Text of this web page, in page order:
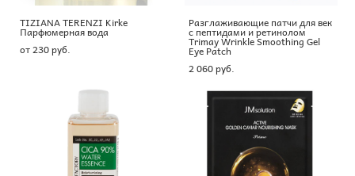
TIZIANA TERENZI Kirke
Парфюмерная вода
от 230 pуб.
Разглаживающие патчи для век
с пептидами и ретинолом
Trimay Wrinkle Smoothing Gel
Eye Patch
2 060 pуб.